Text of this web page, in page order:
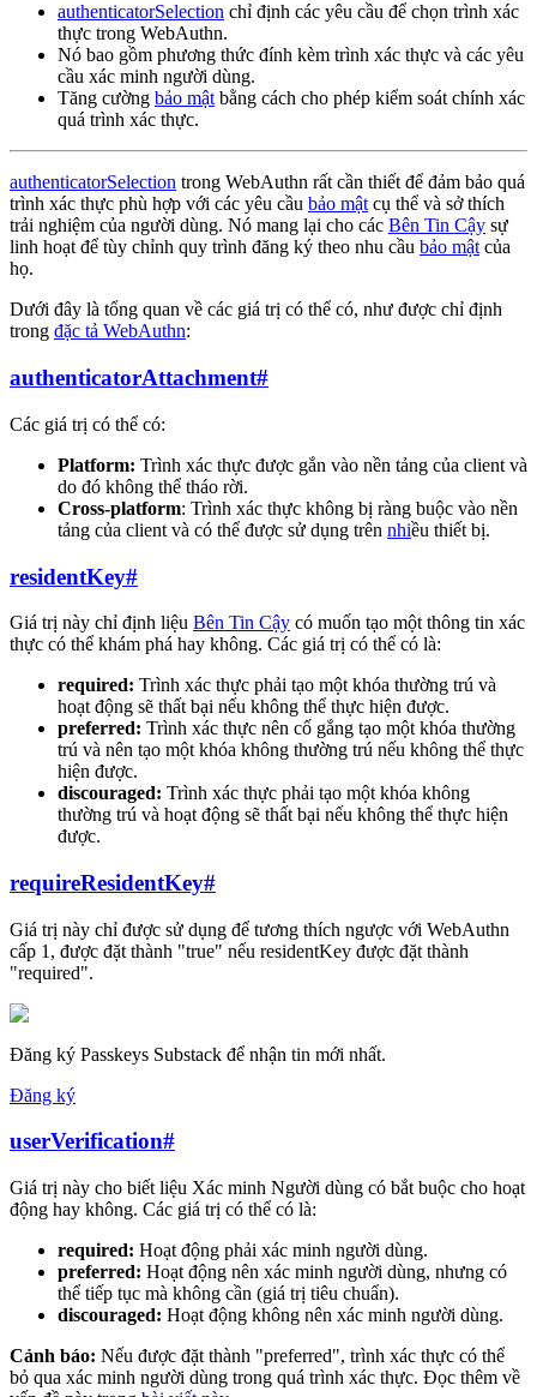
authenticatorSelection chỉ định các yêu cầu để chọn trình xác
thực trong WebAuthn.
Nó bao gồm phương thức đính kèm trình xác thực và các yêu
cầu xác minh người dùng.
Tăng cường bảo mật bằng cách cho phép kiểm soát chính xác
quá trình xác thực.
authenticatorSelection trong WebAuthn rất cần thiết để đảm bảo quá
trình xác thực phù hợp với các yêu cầu bảo mật cụ thể và sở thích
trải nghiệm của người dùng. Nó mang lại cho các Bên Tin Cậy sự
linh hoạt để tùy chỉnh quy trình đăng ký theo nhu cầu bảo mật của
họ.
Dưới đây là tổng quan về các giá trị có thể có, như được chỉ định
trong đặc tả WebAuthn:
authenticatorAttachment#
Các giá trị có thể có:
Platform: Trình xác thực được gắn vào nền tảng của client và
do đó không thể tháo rời.
Cross-platform: Trình xác thực không bị ràng buộc vào nền
tảng của client và có thể được sử dụng trên nhiều thiết bị.
residentKey#
Giá trị này chỉ định liệu Bên Tin Cậy có muốn tạo một thông tin xác
thực có thể khám phá hay không. Các giá trị có thể có là:
required: Trình xác thực phải tạo một khóa thường trú và
hoạt động sẽ thất bại nếu không thể thực hiện được.
preferred: Trình xác thực nên cố gắng tạo một khóa thường
trú và nên tạo một khóa không thường trú nếu không thể thực
hiện được.
discouraged: Trình xác thực phải tạo một khóa không
thường trú và hoạt động sẽ thất bại nếu không thể thực hiện
được.
requireResidentKey#
Giá trị này chỉ được sử dụng để tương thích ngược với WebAuthn
cấp 1, được đặt thành "true" nếu residentKey được đặt thành
"required".
Đăng ký Passkeys Substack để nhận tin mới nhất.
Đăng ký
userVerification#
Giá trị này cho biết liệu Xác minh Người dùng có bắt buộc cho hoạt
động hay không. Các giá trị có thể có là:
required: Hoạt động phải xác minh người dùng.
preferred: Hoạt động nên xác minh người dùng, nhưng có
thể tiếp tục mà không cần (giá trị tiêu chuẩn).
discouraged: Hoạt động không nên xác minh người dùng.
Cảnh báo: Nếu được đặt thành "preferred", trình xác thực có thể
bỏ qua xác minh người dùng trong quá trình xác thực. Đọc thêm về